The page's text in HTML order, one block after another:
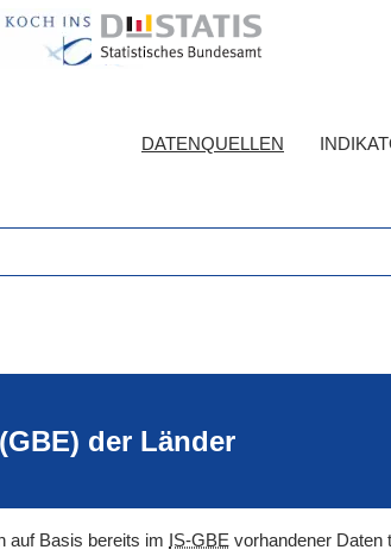
DATENQUELLEN
der Länder
auf Basis bereits im IS-GBE vorhandener Daten